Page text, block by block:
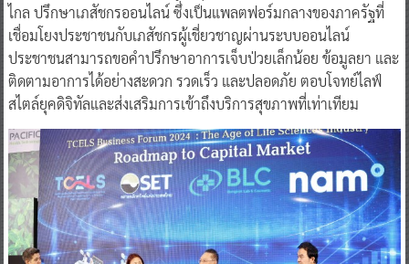
ไกล ปรึกษาเภสัชกรออนไลน์ ซึ่งเป็นแพลตฟอร์มกลางของภาครัฐที่
เชื่อมโยงประชาชนกับเภสัชกรผู้เชี่ยวชาญผ่านระบบออนไลน์
ประชาชนสามารถขอคำปรึกษาอาการเจ็บป่วยเล็กน้อย ข้อมูลยา และ
ติดตามอาการได้อย่างสะดวก รวดเร็ว และปลอดภัย ตอบโจทย์ไลฟ์
สไตล์ยุคดิจิทัลและส่งเสริมการเข้าถึงบริการสุขภาพที่เท่าเทียม